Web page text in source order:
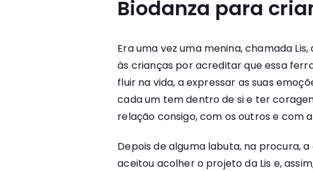
Biodanza para
Era uma vez uma menina, chamada
às crianças por acreditar que essa
fluir na vida, a expressar as suas
cada um tem dentro de si e ter
relação consigo, com os outros e com
Depois de alguma labuta, na procura,
aceitou acolher o projeto da Lis e,